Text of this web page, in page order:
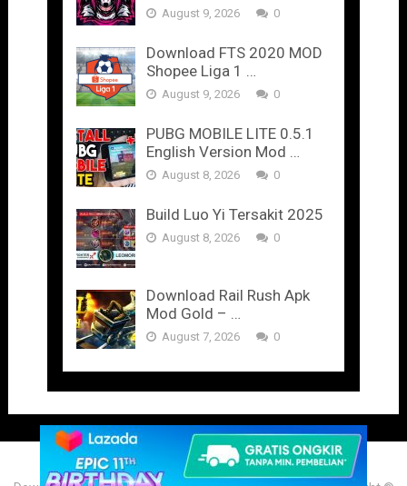
August 9, 2026 0
Download FTS 2020 MOD
Shopee Liga 1 …
August 9, 2026 0
PUBG MOBILE LITE 0.5.1
English Version Mod …
August 8, 2026 0
Build Luo Yi Tersakit 2025
August 8, 2026 0
Download Rail Rush Apk
Mod Gold – …
August 7, 2026 0